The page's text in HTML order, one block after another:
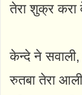
तेरा शुक्र करा
केन्दे ने
रुतबा तेरा